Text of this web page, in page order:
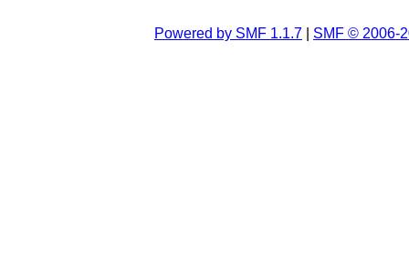
Powered by SMF 1.1.7 SMF © 2006-